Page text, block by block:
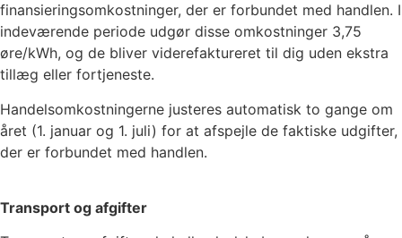
finansieringsomkostninger, der er forbundet med handlen. I
indeværende periode udgør disse omkostninger 3,75
øre/kWh, og de bliver viderefaktureret til dig uden ekstra
tillæg eller fortjeneste.
Handelsomkostningerne justeres automatisk to gange om
året (1. januar og 1. juli) for at afspejle de faktiske udgifter,
der er forbundet med handlen.
Transport og afgifter